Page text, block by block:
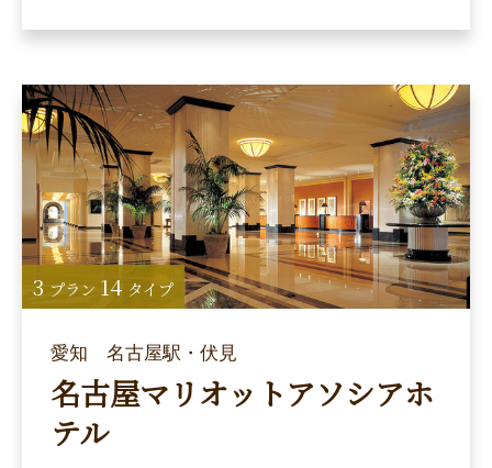
愛知 名古屋駅・伏見
名古屋マリオットアソシアホ
テル
3 プラン 14 タイプ